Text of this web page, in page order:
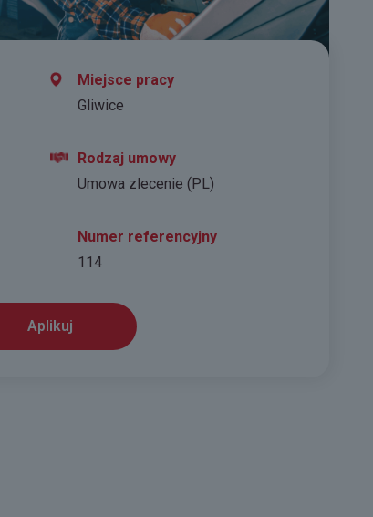
Miejsce pracy
Gliwice
Rodzaj umowy
Umowa zlecenie (PL)
Numer referencyjny
114
Aplikuj